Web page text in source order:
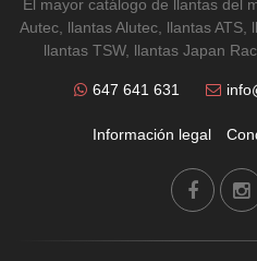
El mayor catálogo de llantas del
Autec, llantas Alutec, llantas ATS,
llantas TSW, llantas Japan
647 641 631
Información legal